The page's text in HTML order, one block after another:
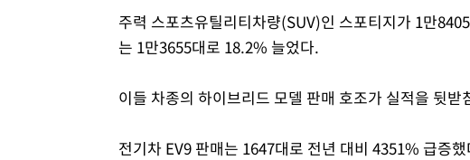
주력 스포츠유틸리티차량(SUV)인 스포티지가 1만
는 1만3655대로 18.2% 늘었다.
이들 차종의 하이브리드 모델 판매 호조가 실적을 뒷받
전기차 EV9 판매는 1647대로 전년 대비 4351% 급증